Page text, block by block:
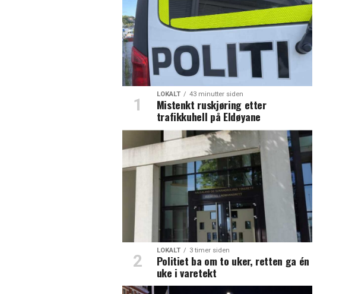
LOKALT 43 minutter siden
Mistenkt ruskjøring etter
trafikkuhell på Eldøyane
LOKALT 3 timer siden
Politiet ba om to uker, retten ga én
uke i varetekt